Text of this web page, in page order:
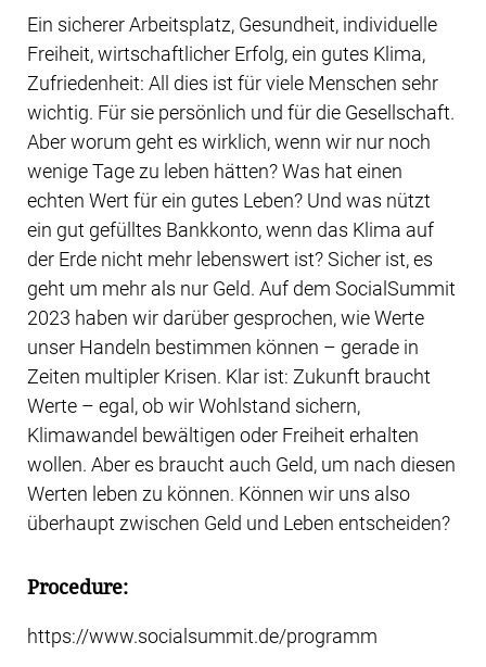
Ein sicherer Arbeitsplatz, Gesundheit, individuelle
Freiheit, wirtschaftlicher Erfolg, ein gutes Klima,
Zufriedenheit: All dies ist für viele Menschen sehr
wichtig. Für sie persönlich und für die Gesellschaft.
Aber worum geht es wirklich, wenn wir nur noch
wenige Tage zu leben hätten? Was hat einen
echten Wert für ein gutes Leben? Und was nützt
ein gut gefülltes Bankkonto, wenn das Klima auf
der Erde nicht mehr lebenswert ist? Sicher ist, es
geht um mehr als nur Geld. Auf dem SocialSummit
2023 haben wir darüber gesprochen, wie Werte
unser Handeln bestimmen können – gerade in
Zeiten multipler Krisen. Klar ist: Zukunft braucht
Werte – egal, ob wir Wohlstand sichern,
Klimawandel bewältigen oder Freiheit erhalten
wollen. Aber es braucht auch Geld, um nach diesen
Werten leben zu können. Können wir uns also
überhaupt zwischen Geld und Leben entscheiden?
Procedure:
https://www.socialsummit.de/programm